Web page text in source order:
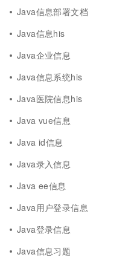
Java信息部署文档
Java信息his
Java企业信息
Java信息系统his
Java医院信息his
Java vue信息
Java id信息
Java录入信息
Java ee信息
Java用户登录信息
Java登录信息
Java信息习题